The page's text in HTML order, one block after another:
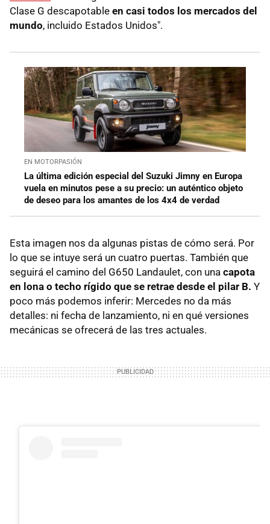
Clase G descapotable en casi todos los mercados del
mundo, incluido Estados Unidos".
EN MOTORPASIÓN
La última edición especial del Suzuki Jimny en Europa
vuela en minutos pese a su precio: un auténtico objeto
de deseo para los amantes de los 4x4 de verdad
Esta imagen nos da algunas pistas de cómo será. Por
lo que se intuye será un cuatro puertas. También que
seguirá el camino del G650 Landaulet, con una capota
en lona o techo rígido que se retrae desde el pilar B. Y
poco más podemos inferir: Mercedes no da más
detalles: ni fecha de lanzamiento, ni en qué versiones
mecánicas se ofrecerá de las tres actuales.